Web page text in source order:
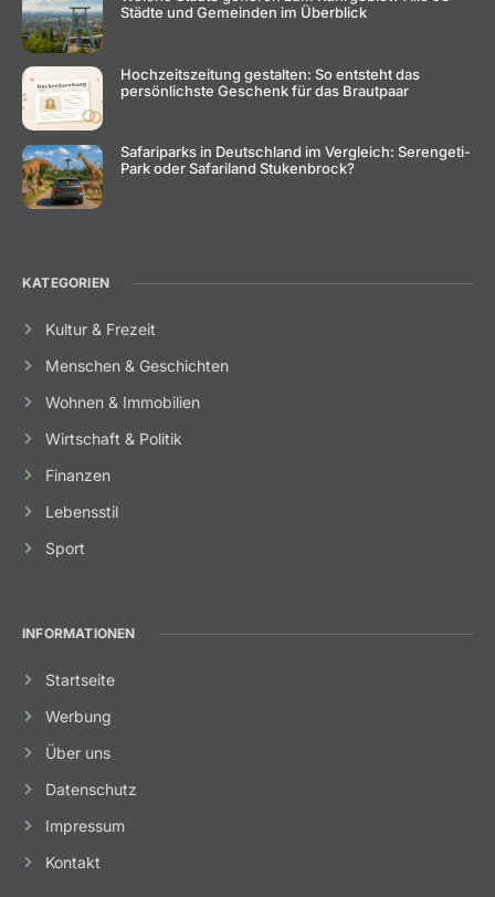
Städte und Gemeinden im Überblick
Hochzeitszeitung gestalten: So entsteht das
persönlichste Geschenk für das Brautpaar
Safariparks in Deutschland im Vergleich: Serengeti-
Park oder Safariland Stukenbrock?
KATEGORIEN
Kultur & Frezeit
Menschen & Geschichten
Wohnen & Immobilien
Wirtschaft & Politik
Finanzen
Lebensstil
Sport
INFORMATIONEN
Startseite
Werbung
Über uns
Datenschutz
Impressum
Kontakt